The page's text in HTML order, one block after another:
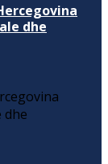
dhe
dhe